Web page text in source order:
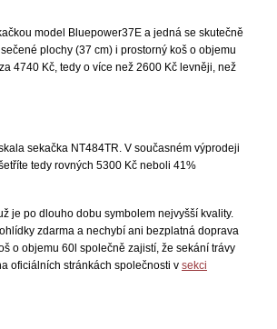
model Bluepower37E a jedná se skutečně
plochy (37 cm) i prostorný koš o objemu
4740 Kč, tedy o více než 2600 Kč levněji, než
sekačka NT484TR. V současném výprodeji
tedy rovných 5300 Kč neboli 41%
je po dlouho dobu symbolem nejvyšší kvality.
zdarma a nechybí ani bezplatná doprava
o objemu 60l společně zajistí, že sekání trávy
oficiálních stránkách společnosti v sekci